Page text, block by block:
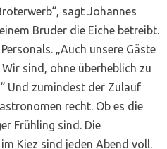
sagt Johannes
Bruder die Eiche betreibt.
„Auch unsere Gäste
sind, ohne überheblich zu
Und zumindest der Zulauf
recht. Ob es die
Frühling sind. Die
Kiez sind jeden Abend voll.